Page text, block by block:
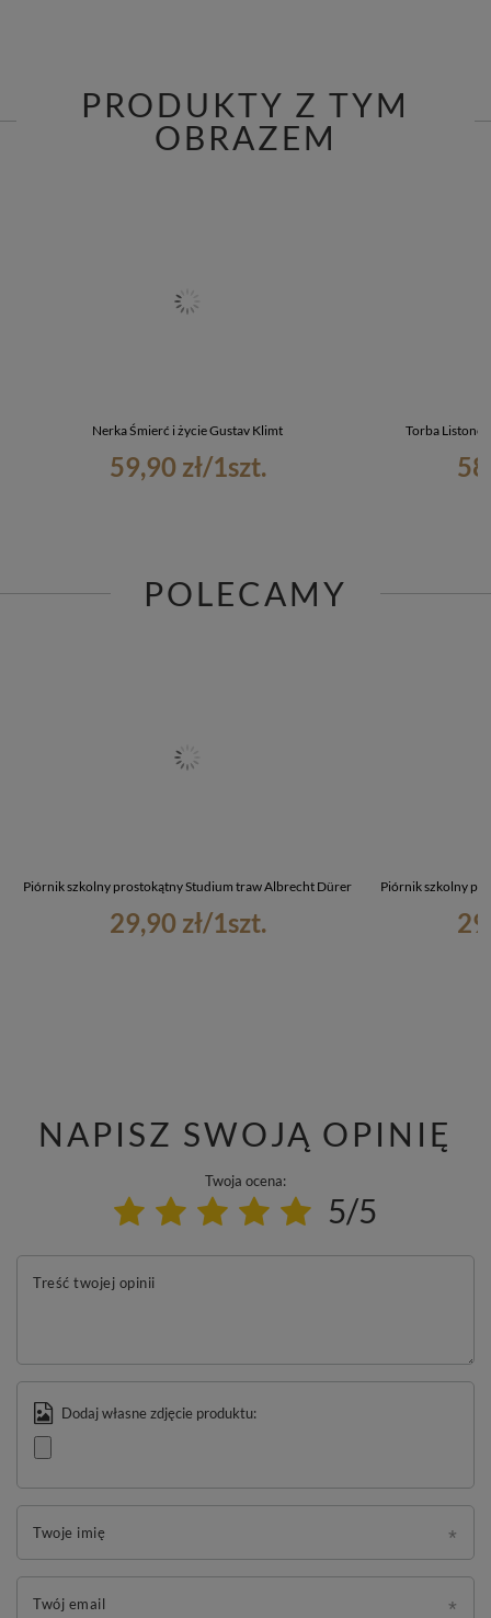
PRODUKTY Z TYM
OBRAZEM
Nerka Śmierć i życie Gustav Klimt
59,90 zł/1szt.
Torba
POLECAMY
Piórnik szkolny prostokątny Studium traw Albrecht Dürer
29,90 zł/1szt.
Piórnik szkolny
NAPISZ SWOJĄ OPINIĘ
Twoja ocena:
5/5
Treść twojej opinii
Dodaj własne zdjęcie produktu:
Twoje imię
Twój email